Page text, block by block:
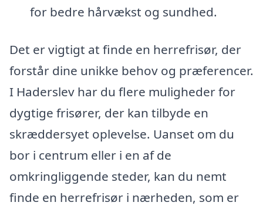
for bedre hårvækst og sundhed.
Det er vigtigt at finde en herrefrisør, der
forstår dine unikke behov og præferencer.
I Haderslev har du flere muligheder for
dygtige frisører, der kan tilbyde en
skræddersyet oplevelse. Uanset om du
bor i centrum eller i en af de
omkringliggende steder, kan du nemt
finde en herrefrisør i nærheden, som er